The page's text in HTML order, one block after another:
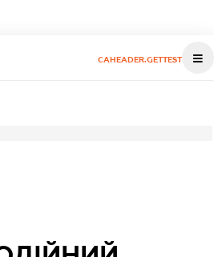
CAHEADER.GETTEST